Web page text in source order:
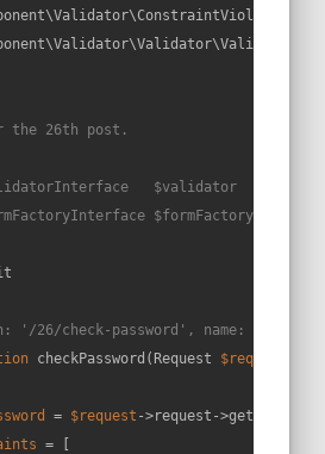
\Validator\ConstraintViolation
\Validator\Validator\
the 26th post.
$validator
$formFactory
'/26/check-password', name:
checkPassword ( Request $request
= $request ->request->get(
= [